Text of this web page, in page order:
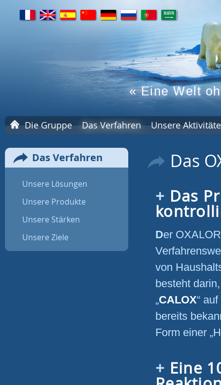
fr en es cn de ru pt ar
« Eine Welt
H
e
p
a
Die Gruppe Das Verfahren Unsere
Das Verfahren
Unsere Lösungen
Unsere Produkte
Unsere Stärken
Unsere Ziele
Das
Das
Der OXALOR
von
besteht
„CALOX“
bereits
Form einer
Eine